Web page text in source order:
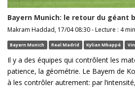
Bayern Munich: le retour du géant
Makram Haddad, 17/04 08:30 - Lecture : 4
Bayern Munich Real Madrid Kylian Mbappé
Il y a des équipes qui contrôlent les
patience, la géométrie. Le Bayern de
à les contrôler autrement: par